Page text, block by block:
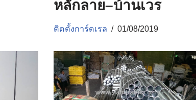
หลักลาย–บ้านเวร
ติดตั้งการ์ดเรล 01/08/2019